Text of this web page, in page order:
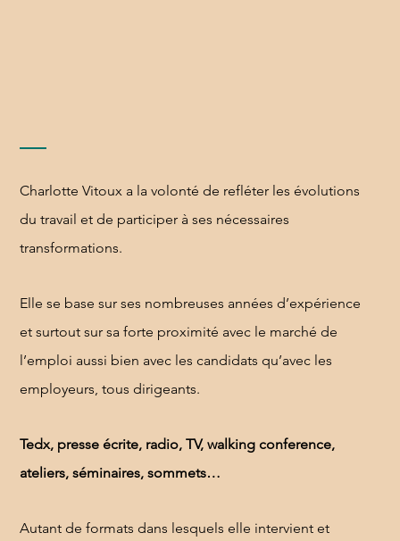
Charlotte Vitoux a la volonté de refléter les évolutions
du travail et de participer à ses nécessaires
transformations.
Elle se base sur ses nombreuses années d’expérience
et surtout sur sa forte proximité avec le marché de
l’emploi aussi bien avec les candidats qu’avec les
employeurs, tous dirigeants.
Tedx, presse écrite, radio, TV, walking conference,
ateliers, séminaires, sommets…
Autant de formats dans lesquels elle intervient et